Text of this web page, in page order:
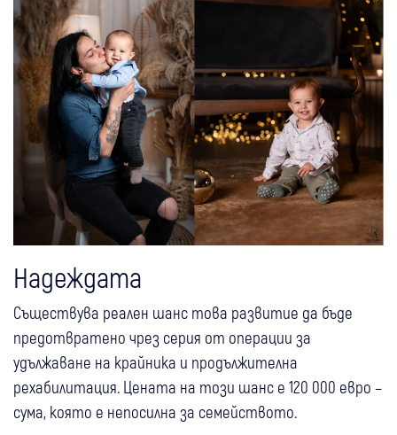
Надеждата
Съществува реален шанс това развитие да бъде
предотвратено чрез серия от операции за
удължаване на крайника и продължителна
рехабилитация. Цената на този шанс е 120 000 евро –
сума, която е непосилна за семейството.